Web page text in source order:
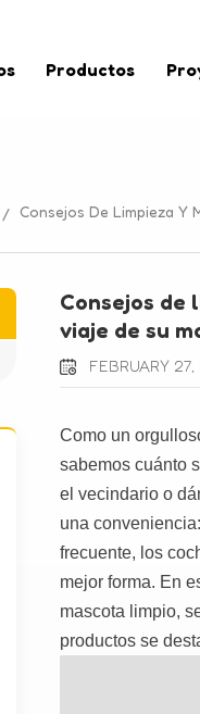
Productos
/ Consejos De Limpieza Y
Consejos de
viaje de su
FEBRUARY
Como un
sabemos cuánto
el vecindario o
una
frecuente, los
mejor forma. En
mascota limpio,
productos se